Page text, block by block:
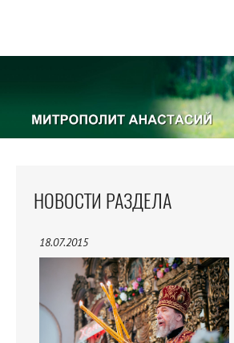
НОВОСТИ РАЗДЕЛА
18.07.2015